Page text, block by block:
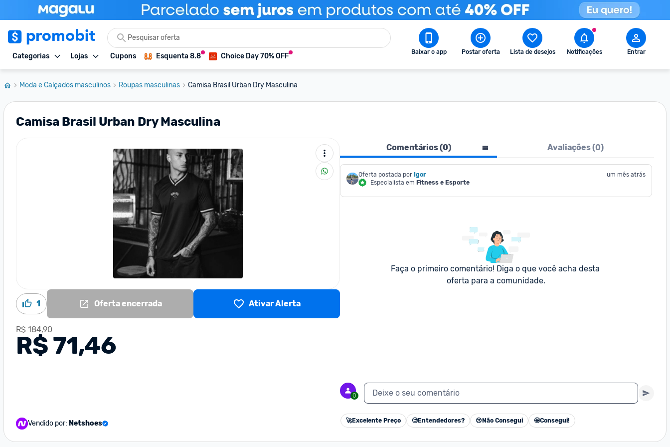
Categorias Lojas Cupons Esquenta 8.8 Choice Day 70% OFF Baixar o app Postar oferta Lista de desejos Notificações Entrar
Moda e Calçados masculinos Roupas masculinas Camisa Brasil Urban Dry Masculina
Camisa Brasil Urban Dry Masculina
1 Oferta encerrada Ativar Alerta
R$ 184,90
R$ 71,46
Vendido por: Netshoes
Comentários (0) Avaliações (0)
Oferta postada por Igor
Especialista em Fitness e Esporte
um mês atrás
Faça o primeiro comentário! Diga o que você acha desta
oferta para a comunidade.
0 Deixe o seu comentário
🚀Excelente Preço 🧐Entendedores? 😢 Não Consegui 🤩Consegui!